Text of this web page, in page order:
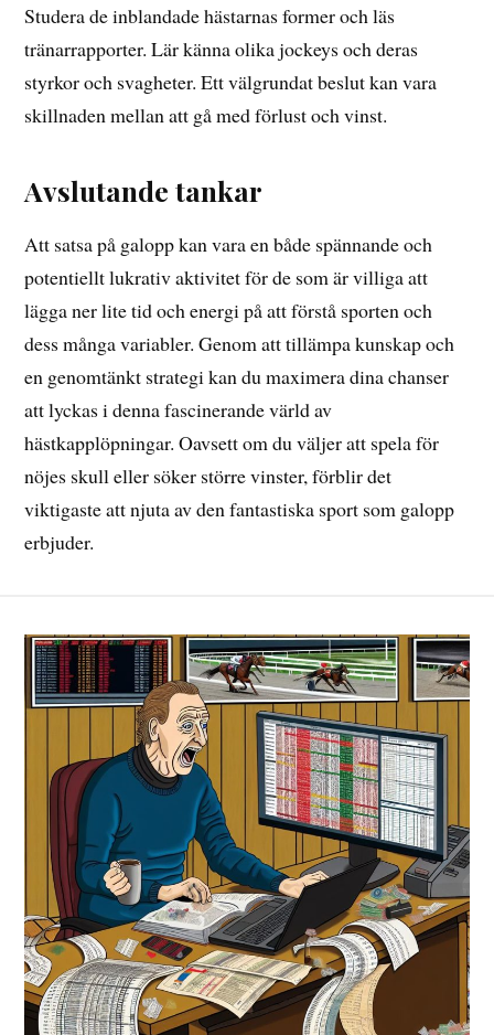
Studera de inblandade hästarnas former och läs
tränarrapporter. Lär känna olika jockeys och deras
styrkor och svagheter. Ett välgrundat beslut kan vara
skillnaden mellan att gå med förlust och vinst.
Avslutande tankar
Att satsa på galopp kan vara en både spännande och
potentiellt lukrativ aktivitet för de som är villiga att
lägga ner lite tid och energi på att förstå sporten och
dess många variabler. Genom att tillämpa kunskap och
en genomtänkt strategi kan du maximera dina chanser
att lyckas i denna fascinerande värld av
hästkapplöpningar. Oavsett om du väljer att spela för
nöjes skull eller söker större vinster, förblir det
viktigaste att njuta av den fantastiska sport som galopp
erbjuder.